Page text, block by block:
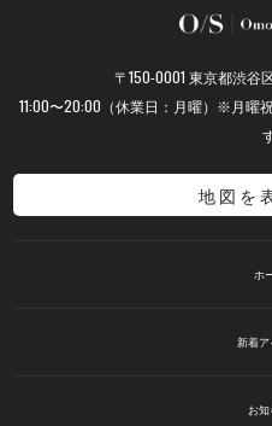
〒150-0001 東京都渋谷
11:00〜20:00（休業日：月曜）※月曜
地図を
ホ
新着ア
お